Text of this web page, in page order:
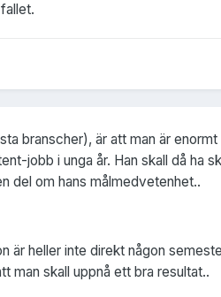
branscher), är att man är
jobb i unga år. Han skall då
del om hans målmedvetenhet..
heller inte direkt någon
man skall uppnå ett bra resultat..